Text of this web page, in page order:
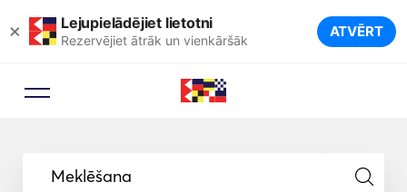
× Lejupielādējiet lietotni
Rezervējiet ātrāk un vienkāršāk ATVĒRT
Meklēšana